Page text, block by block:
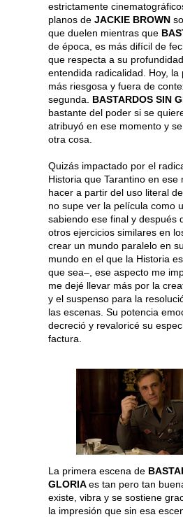
estrictamente
planos de JACKIE BROWN
que duelen mientras que
de época, es más difícil de
que respecta a su
entendida radicalidad. Hoy, la
más riesgosa y fuera de
segunda. BASTARDOS SIN
bastante del poder si se
atribuyó en ese momento y
otra cosa.
Quizás impactado por el
Historia que Tarantino en ese
hacer a partir del uso literal
no supe ver la película como
sabiendo ese final y después
otros ejercicios similares en
crear un mundo paralelo en
mundo en el que la Historia
que sea–, ese aspecto me
me dejé llevar más por la
y el suspenso para la
las escenas. Su potencia
decreció y revaloricé su
factura.
La primera escena de
GLORIAes tan pero tan
existe, vibra y se sostiene
la impresión que sin esa